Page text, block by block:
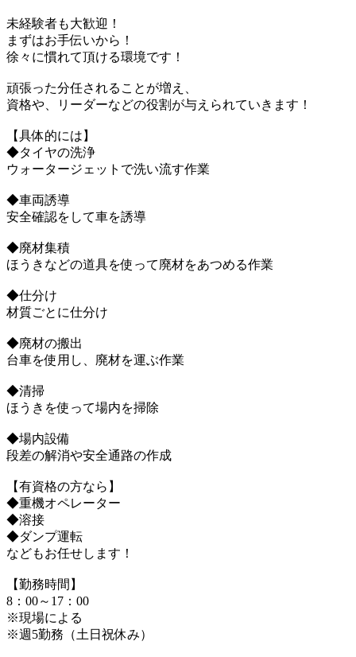
未経験者も大歓迎！
まずはお手伝いから！
徐々に慣れて頂ける環境です！
頑張った分任されることが増え、
資格や、リーダーなどの役割が与えられていきます！
【具体的には】
◆タイヤの洗浄
ウォータージェットで洗い流す作業
◆車両誘導
安全確認をして車を誘導
◆廃材集積
ほうきなどの道具を使って廃材をあつめる作業
◆仕分け
材質ごとに仕分け
◆廃材の搬出
台車を使用し、廃材を運ぶ作業
◆清掃
ほうきを使って場内を掃除
◆場内設備
段差の解消や安全通路の作成
【有資格の方なら】
◆重機オペレーター
◆溶接
◆ダンプ運転
などもお任せします！
【勤務時間】
8：00～17：00
※現場による
※週5勤務（土日祝休み）